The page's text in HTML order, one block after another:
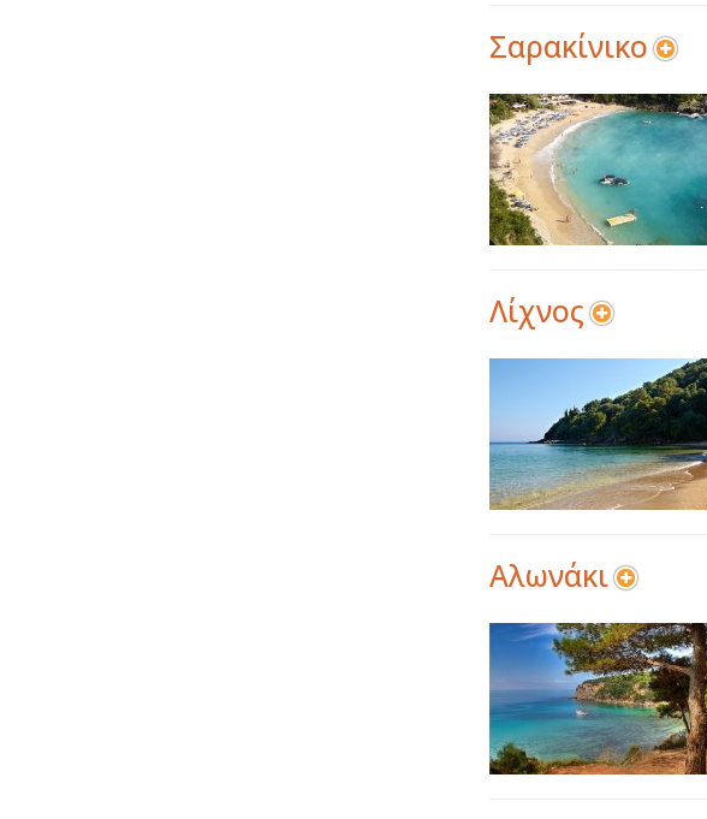
Σαρακίνικο
Λίχνος
Αλωνάκι